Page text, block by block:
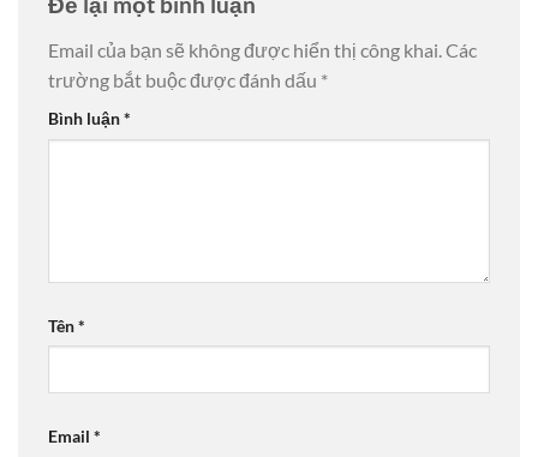
Email của bạn sẽ không được hiển thị công khai.Các
trường bắt buộc được đánh dấu *
Bình luận*
Tên*
Email *